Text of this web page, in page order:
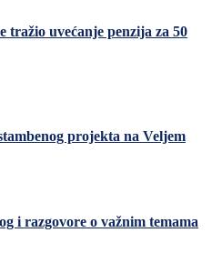
tražio uvećanje penzija za 50
projekta na Veljem
i razgovore o važnim temama